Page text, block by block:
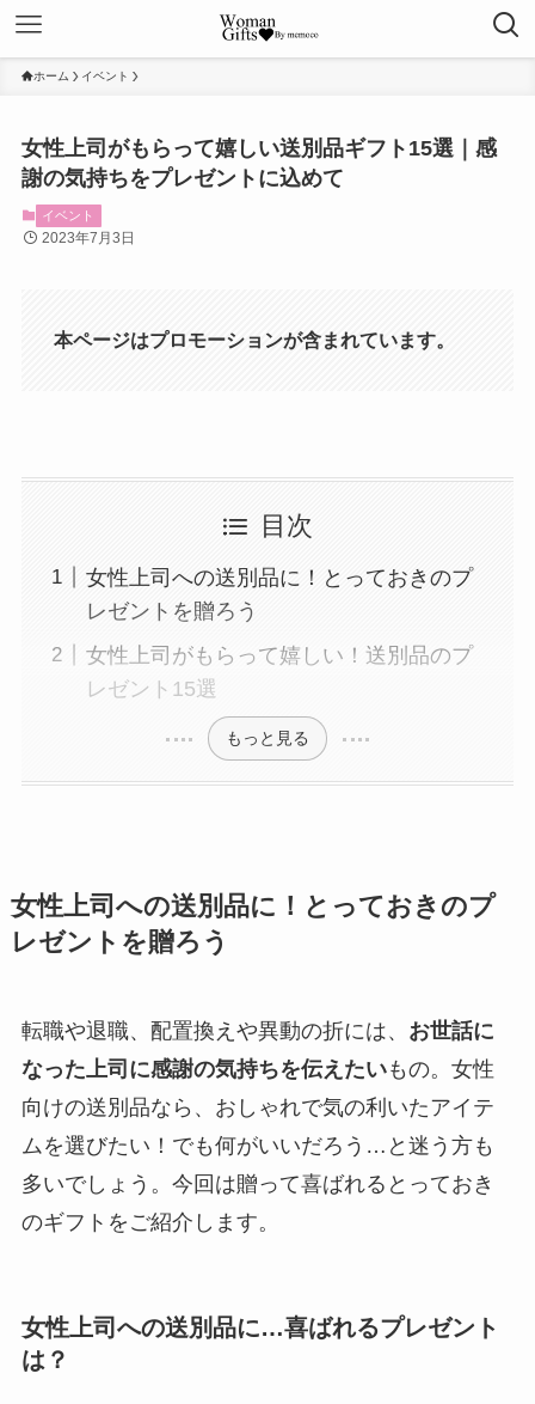
ホーム イベント
女性上司がもらって嬉しい送別品ギフト15選｜感
謝の気持ちをプレゼントに込めて
イベント
2023年7月3日
本ページはプロモーションが含まれています。
目次
女性上司への送別品に！とっておきのプ
レゼントを贈ろう
女性上司がもらって嬉しい！送別品のプ
レゼント15選
もっと見る
女性上司への送別品に！とっておきのプ
レゼントを贈ろう
転職や退職、配置換えや異動の折には、 お世話に
なった上司に感謝の気持ちを伝えたいもの。女性
向けの送別品なら、おしゃれで気の利いたアイテ
ムを選びたい！でも何がいいだろう…と迷う方も
多いでしょう。今回は贈って喜ばれるとっておき
のギフトをご紹介します。
女性上司への送別品に…喜ばれるプレゼント
は？